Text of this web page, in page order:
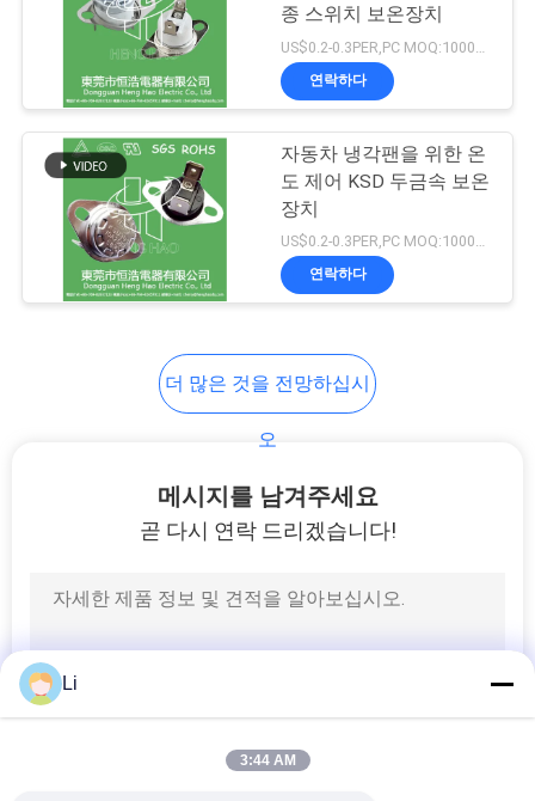
온도 조종 스위치
열 보호자 신관
소형 열 스위치
종 스위치 보온장치
연락하다
자동차 냉각팬을 위한 온
도 제어 KSD 두금속 보온
장치
US$0.2-0.3PER,PC MOQ:1000pcs
연락하다
더 많은 것을 전망하십시
오
메시지를 남겨주세요
곧 다시 연락 드리겠습니다!
Li
3:44 AM